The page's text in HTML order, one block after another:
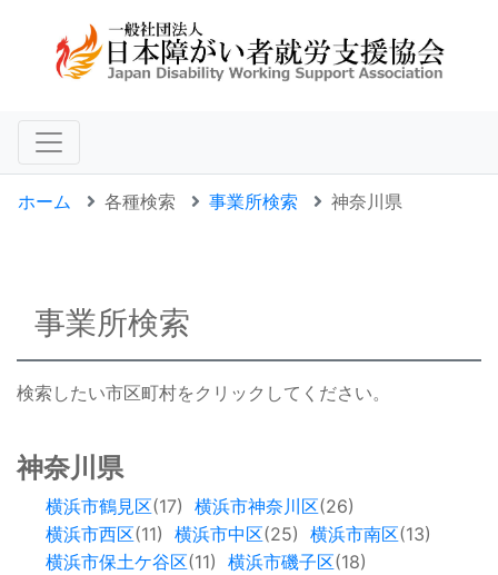
ホーム 各種検索 事業所検索 神奈川県
事業所検索
検索したい市区町村をクリックしてください。
神奈川県
横浜市鶴見区(17) 横浜市神奈川区(26)
横浜市西区(11) 横浜市中区(25) 横浜市南区(13)
横浜市保土ケ谷区(11) 横浜市磯子区(18)